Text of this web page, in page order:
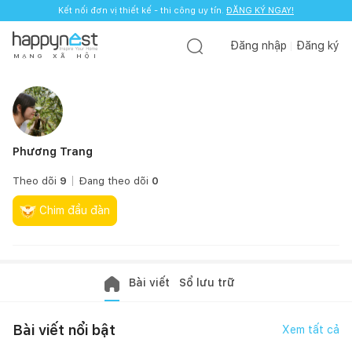
Kết nối đơn vị thiết kế - thi công uy tín. ĐĂNG KÝ NGAY!
M Ạ N G X Ã H Ộ I
Đăng nhập Đăng ký
Phương Trang
Theo dõi 9 Đang theo dõi 0
Chim đầu đàn
Bài viết Sổ lưu trữ
Bài viết nổi bật Xem tất cả